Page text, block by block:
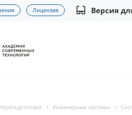
Лицензия Версия
Инженерные системы